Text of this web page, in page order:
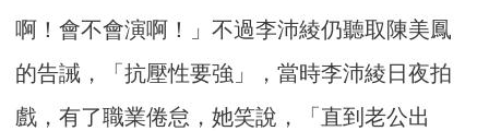
啊！會不會演啊！」不過李沛綾仍聽取陳美鳳
的告誡，「抗壓性要強」，當時李沛綾日夜拍
戲，有了職業倦怠，她笑說，「直到老公出